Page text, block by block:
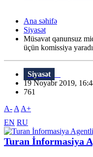
Ana səhifə
Siyasət
Müsavat qanunsuz
üçün komissiya
Siyasət
19 Noyabr 2019,
761
A- A A+
EN RU
Turan İnformasiya